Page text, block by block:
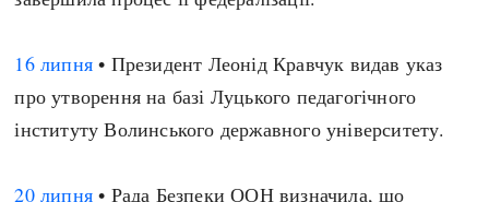
16 липня • Президент Леонід Кравчук видав указ
про утворення на базі Луцького педагогічного
інституту Волинського державного університету.
20 липня • Рада БезпекиООНвизначила, що